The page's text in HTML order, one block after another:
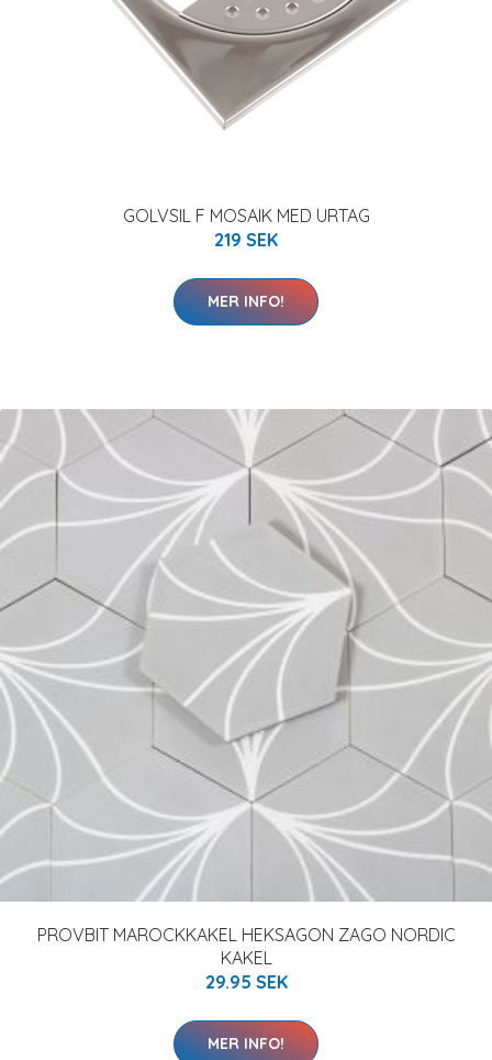
GOLVSIL F MOSAIK MED URTAG
219 SEK
MER INFO!
PROVBIT MAROCKKAKEL HEKSAGON ZAGO NORDIC
KAKEL
29.95 SEK
MER INFO!